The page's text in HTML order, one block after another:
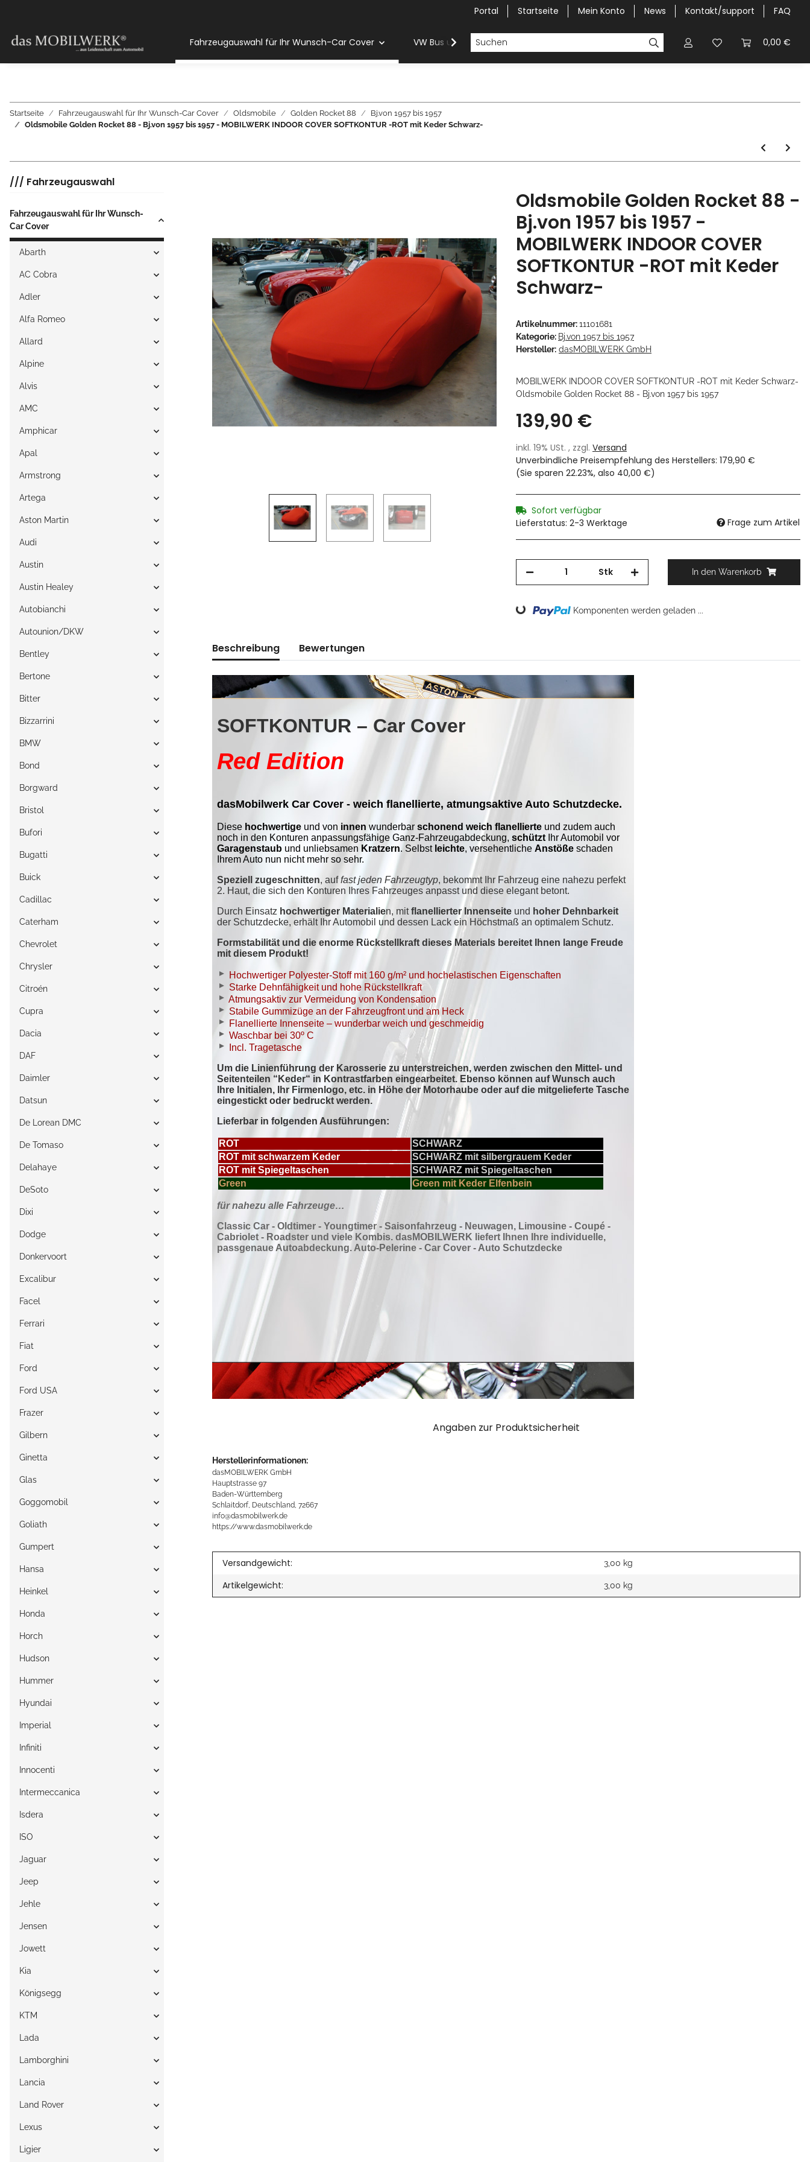
Portal Startseite Mein Konto News Kontakt/support FAQ
0,00 €
Fahrzeugauswahl für Ihr Wunsch-Car Cover VW Bus und Van Car Cover Halbgaragen / Kapuzen nach
Startseite Fahrzeugauswahl für Ihr Wunsch-Car Cover Oldsmobile Golden Rocket 88
Bj.von 1957 bis 1957
Oldsmobile Golden Rocket 88 - Bj.von 1957 bis 1957 - MOBILWERK INDOOR COVER SOFTKONTUR -ROT mit Keder Schwarz-
Oldsmobile Golden Rocket 88 -
Bj.von 1957 bis 1957 -
MOBILWERK INDOOR COVER
SOFTKONTUR -ROT mit Keder
Schwarz-
Artikelnummer:11101681
Kategorie: Bj.von 1957 bis 1957
Hersteller: dasMOBILWERK GmbH
MOBILWERK INDOOR COVER SOFTKONTUR -ROT mit Keder Schwarz-
Oldsmobile Golden Rocket 88 - Bj.von 1957 bis 1957
139,90 €
inkl. 19% USt. , zzgl. Versand
Unverbindliche Preisempfehlung des Herstellers: 179,90 €
(Sie sparen 22.23%, also 40,00 €)
Sofort verfügbar
Lieferstatus: 2-3 Werktage
Frage zum Artikel
Stk In den Warenkorb
Loading... Komponenten werden geladen ...
Beschreibung Bewertungen
Angaben zur Produktsicherheit
Herstellerinformationen:
dasMOBILWERK GmbH
Hauptstrasse 97
Baden-Württemberg
Schlaitdorf, Deutschland, 72667
info@dasmobilwerk.de
https://www.dasmobilwerk.de
Versandgewicht: 3,00 kg
Artikelgewicht: 3,00 kg
/// Fahrzeugauswahl
Fahrzeugauswahl für Ihr Wunsch-
Car Cover
Abarth
AC Cobra
Adler
Alfa Romeo
Allard
Alpine
Alvis
AMC
Amphicar
Apal
Armstrong
Artega
Aston Martin
Audi
Austin
Austin Healey
Autobianchi
Autounion/DKW
Bentley
Bertone
Bitter
Bizzarrini
BMW
Bond
Borgward
Bristol
Bufori
Bugatti
Buick
Cadillac
Caterham
Chevrolet
Chrysler
Citroén
Cupra
Dacia
DAF
Daimler
Datsun
De Lorean DMC
De Tomaso
Delahaye
DeSoto
Dixi
Dodge
Donkervoort
Excalibur
Facel
Ferrari
Fiat
Ford
Ford USA
Frazer
Gilbern
Ginetta
Glas
Goggomobil
Goliath
Gumpert
Hansa
Heinkel
Honda
Horch
Hudson
Hummer
Hyundai
Imperial
Infiniti
Innocenti
Intermeccanica
Isdera
ISO
Jaguar
Jeep
Jehle
Jensen
Jowett
Kia
Königsegg
KTM
Lada
Lamborghini
Lancia
Land Rover
Lexus
Ligier